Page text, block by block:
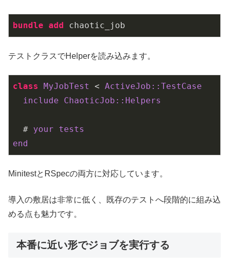
bundle add chaotic_job
テストクラスでHelperを読み込みます。
class MyJobTest < ActiveJob:: TestCase
include
ChaoticJob:: Helpers
  #
your
tests
end
MinitestとRSpecの両方に対応しています。
導入の敷居は非常に低く、既存のテストへ段階的に組み込
める点も魅力です。
本番に近い形でジョブを実行する